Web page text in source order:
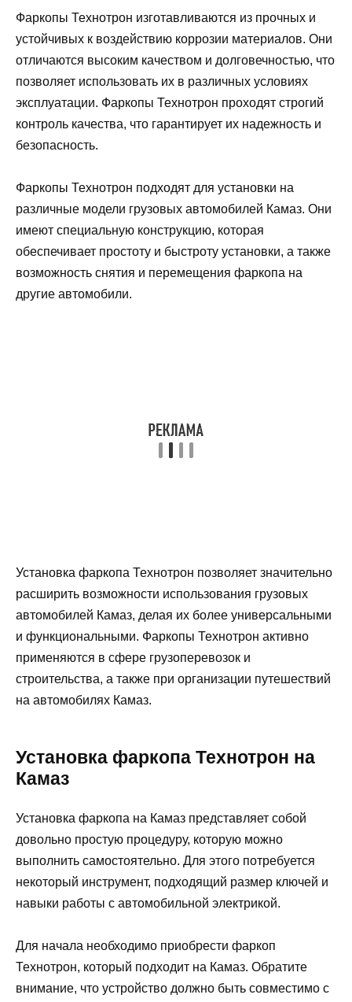
Фаркопы Технотрон изготавливаются из прочных и
устойчивых к воздействию коррозии материалов. Они
отличаются высоким качеством и долговечностью, что
позволяет использовать их в различных условиях
эксплуатации. Фаркопы Технотрон проходят строгий
контроль качества, что гарантирует их надежность и
безопасность.
Фаркопы Технотрон подходят для установки на
различные модели грузовых автомобилей Камаз. Они
имеют специальную конструкцию, которая
обеспечивает простоту и быстроту установки, а также
возможность снятия и перемещения фаркопа на
другие автомобили.
Установка фаркопа Технотрон позволяет значительно
расширить возможности использования грузовых
автомобилей Камаз, делая их более универсальными
и функциональными. Фаркопы Технотрон активно
применяются в сфере грузоперевозок и
строительства, а также при организации путешествий
на автомобилях Камаз.
Установка фаркопа Технотрон на
Камаз
Установка фаркопа на Камаз представляет собой
довольно простую процедуру, которую можно
выполнить самостоятельно. Для этого потребуется
некоторый инструмент, подходящий размер ключей и
навыки работы с автомобильной электрикой.
Для начала необходимо приобрести фаркоп
Технотрон, который подходит на Камаз. Обратите
внимание, что устройство должно быть совместимо с